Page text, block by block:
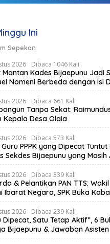
Ini
Sepekan
2026 Dibaca 1046 Kali
Mantan Kades Bijaepunu Jadi
Nomeni Berbeda dengan Isi
2026 Dibaca 661 Kali
Tanpa Sekat:
Kepala Desa Olaia
2026 Dibaca 573 Kali
PPPK yang Dipecat
Sekdes Bijaepunu yang
2026 Dibaca 339 Kali
& Pelantikan PAN TTS:
Ibarat Negara, SPK Buka
& Larangan Politik Uang
2026 Dibaca 239 Kali
Dipecat, Satu Tetap Aktif”, 6
Bijaepunu & Jawaban Asisten
Tapi Pasti.